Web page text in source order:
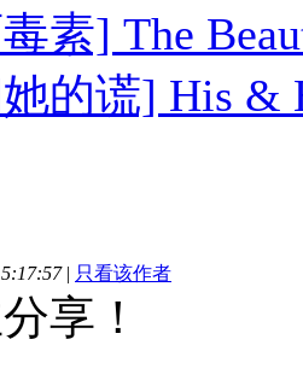
素] The
的谎] His &
| 只看该作者
享！